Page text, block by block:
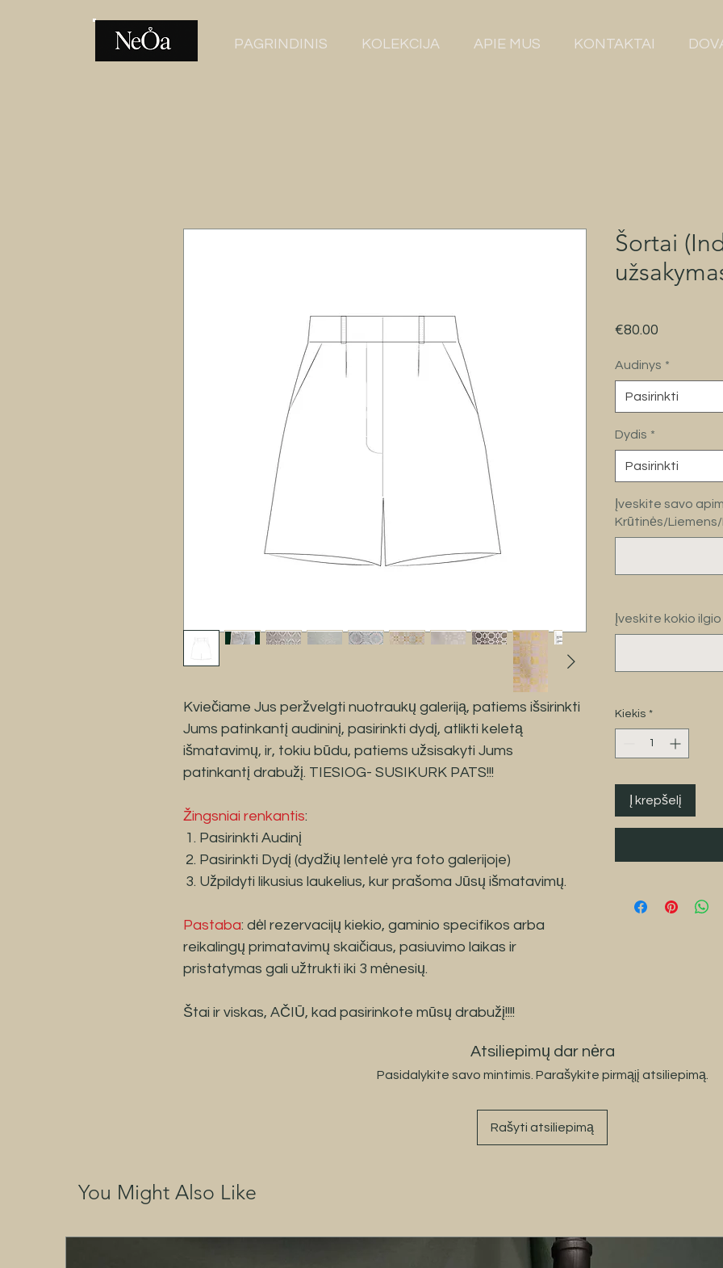
PAGRINDINIS KOLEKCIJA APIE MUS KONTAKTAI
Kviečiame Jus peržvelgti nuotraukų galeriją, patiems išsirinkti
Jums patinkantį audininį, pasirinkti dydį, atlikti keletą
išmatavimų, ir, tokiu būdu, patiems užsisakyti Jums
patinkantį drabužį. TIESIOG- SUSIKURK PATS!!!
Žingsniai renkantis:
Pasirinkti Audinį
Pasirinkti Dydį (dydžių lentelė yra foto galerijoje)
Užpildyti likusius laukelius, kur prašoma Jūsų išmatavimų.
Pastaba: dėl rezervacijų kiekio, gaminio specifikos arba
reikalingų primatavimų skaičiaus, pasiuvimo laikas ir
pristatymas gali užtrukti iki 3 mėnesių.
Štai ir viskas, AČIŪ, kad pasirinkote mūsų drabužį!!!!
Šortai
€80.00
Audinys *
Pasirinkti
Dydis *
Pasirinkti
Įveskite savo
Krūtinės/
Įveskite kokio
Kiekis *
Į krepšelį
Atsiliepimų dar nėra
Pasidalykite savo mintimis. Parašykite pirmąjį atsiliepimą.
Rašyti atsiliepimą
You Might Also Like